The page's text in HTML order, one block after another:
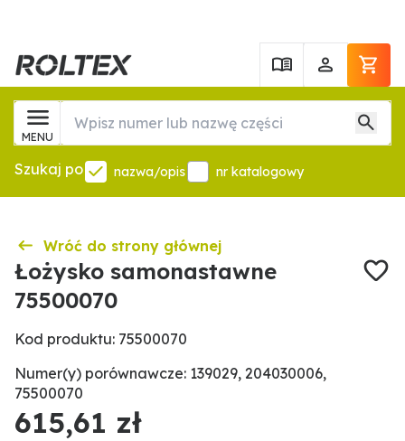
MENU
Szukaj po nazwa/opis nr katalogowy
Wróć do strony głównej
Łożysko samonastawne
75500070
Kod produktu: 75500070
Numer(y) porównawcze: 139029, 204030006,
75500070
615,61 zł